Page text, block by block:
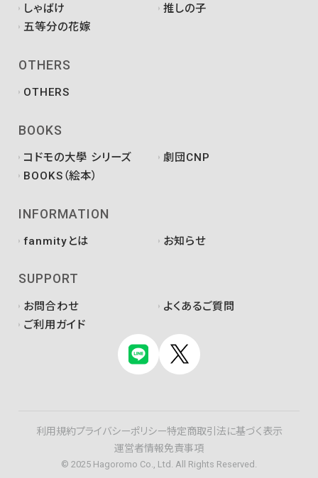
しゃばけ
推しの子
五等分の花嫁
OTHERS
OTHERS
BOOKS
コドモの大學 シリーズ
劇団CNP
BOOKS（絵本）
INFORMATION
fanmityとは お知らせ
SUPPORT
お問合わせ
よくあるご質問
ご利用ガイド
利用規約プライバシーポリシー特定商取引法に基づく表示
運営者情報免責事項
© 2025 Hagoromo Co., Ltd. All Rights Reserved.